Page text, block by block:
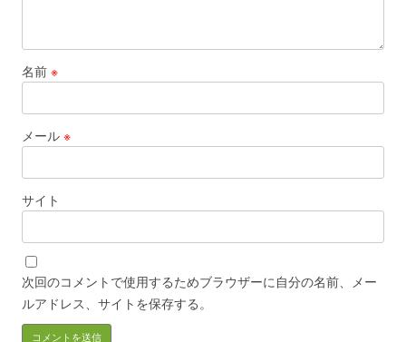
名前 ※
メール ※
サイト
次回のコメントで使用するためブラウザーに自分の名前、メー
ルアドレス、サイトを保存する。